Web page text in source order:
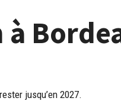
à
jusqu’en 2027.